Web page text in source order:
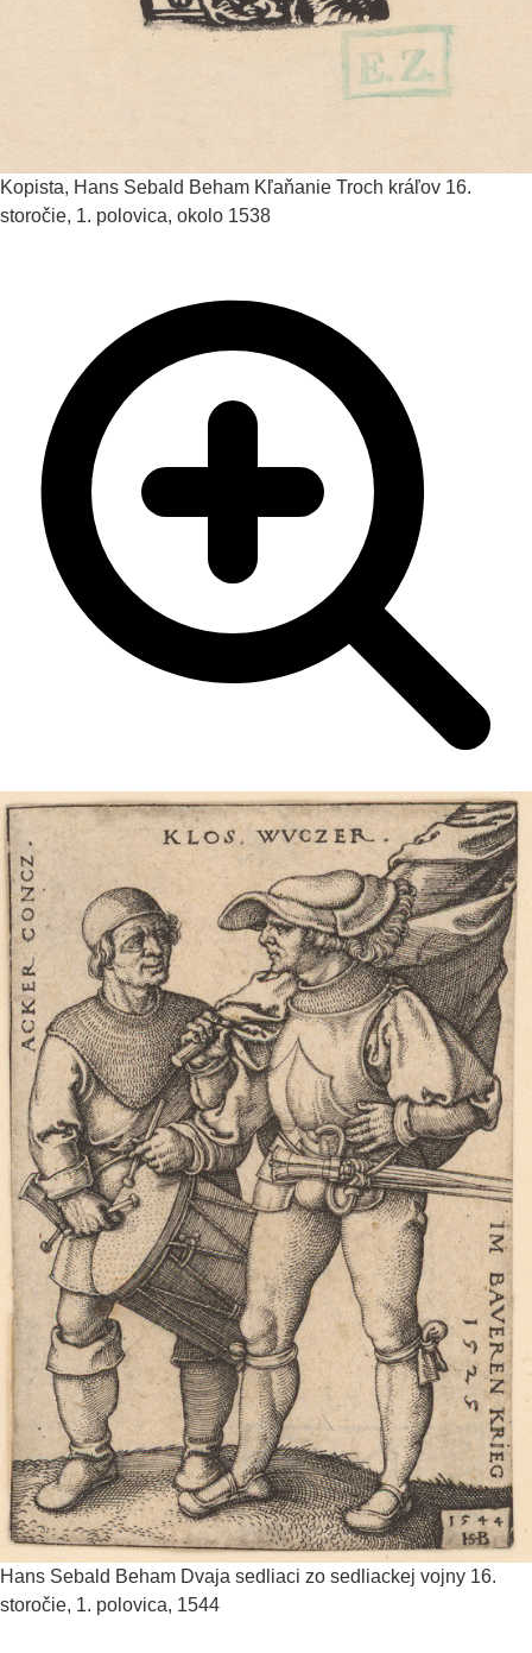
Kopista, Hans Sebald Beham Kľaňanie Troch kráľov 16.
storočie, 1. polovica, okolo 1538
Hans Sebald Beham Dvaja sedliaci zo sedliackej vojny 16.
storočie, 1. polovica, 1544